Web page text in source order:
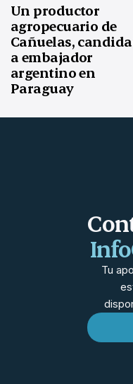
Un productor
agropecuario de
Cañuelas,
a embajador
argentino en
Paraguay
Tu